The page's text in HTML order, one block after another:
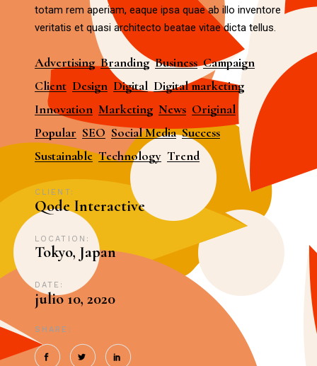
totam rem aperiam, eaque ipsa quae ab illo inventore
veritatis et quasi architecto beatae vitae dicta tellus.
Advertising Branding Business Campaign
Client Design Digital Digital marketing
Innovation Marketing News Original
Popular SEO Social Media Success
Sustainable Technology Trend
CLIENT:
Qode Interactive
LOCATION:
Tokyo, Japan
DATE:
julio 10, 2020
SHARE: